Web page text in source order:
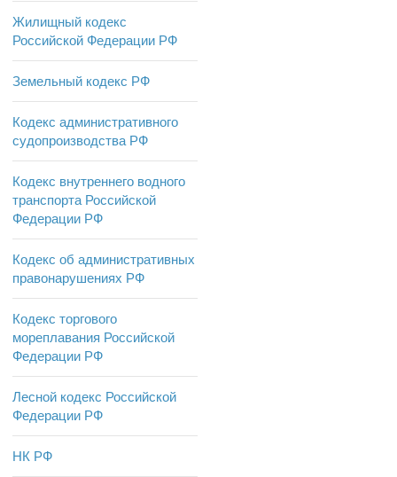
Жилищный кодекс
Российской Федерации РФ
Земельный кодекс РФ
Кодекс административного
судопроизводства РФ
Кодекс внутреннего водного
транспорта Российской
Федерации РФ
Кодекс об административных
правонарушениях РФ
Кодекс торгового
мореплавания Российской
Федерации РФ
Лесной кодекс Российской
Федерации РФ
НК РФ